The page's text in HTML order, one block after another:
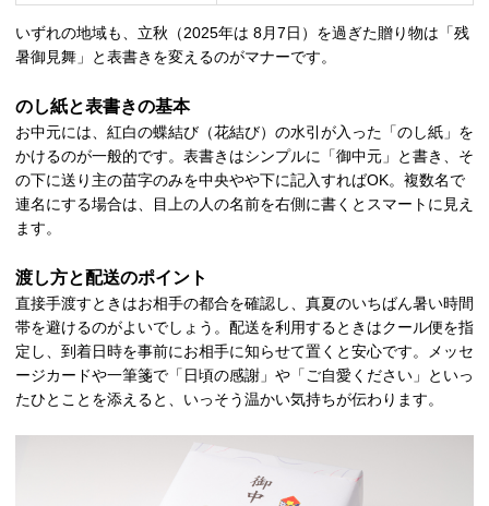
いずれの地域も、立秋（2025年は 8月7日）を過ぎた贈り物は「残
暑御見舞」と表書きを変えるのがマナーです。
のし紙と表書きの基本
お中元には、紅白の蝶結び（花結び）の水引が入った「のし紙」を
かけるのが一般的です。表書きはシンプルに「御中元」と書き、そ
の下に送り主の苗字のみを中央やや下に記入すればOK。複数名で
連名にする場合は、目上の人の名前を右側に書くとスマートに見え
ます。
渡し方と配送のポイント
直接手渡すときはお相手の都合を確認し、真夏のいちばん暑い時間
帯を避けるのがよいでしょう。配送を利用するときはクール便を指
定し、到着日時を事前にお相手に知らせて置くと安心です。メッセ
ージカードや一筆箋で「日頃の感謝」や「ご自愛ください」といっ
たひとことを添えると、いっそう温かい気持ちが伝わります。